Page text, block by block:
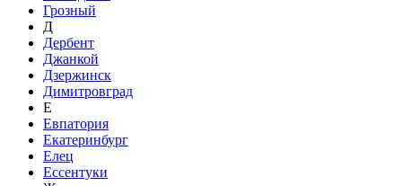
Грозный
Д
Дербент
Джанкой
Дзержинск
Димитровград
Е
Евпатория
Екатеринбург
Елец
Ессентуки